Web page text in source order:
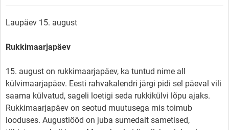
Laupäev 15. august
Rukkimaarjapäev
15. august on rukkimaarjapäev, ka tuntud nime all
külvimaarjapäev. Eesti rahvakalendri järgi pidi sel päeval vili
saama külvatud, sageli loetigi seda rukkikülvi lõpu ajaks.
Rukkimaarjapäev on seotud muutusega mis toimub
looduses. Augustiööd on juba sumedalt sametised,